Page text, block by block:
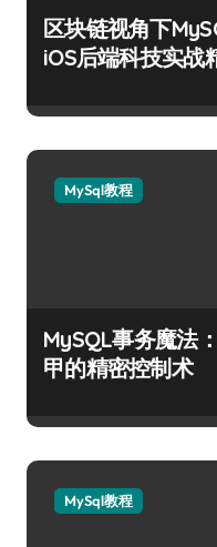
区块链视角下
iOS后端科技实战
MySql教程
MySQL事务魔法
甲的精密控制术
MySql教程